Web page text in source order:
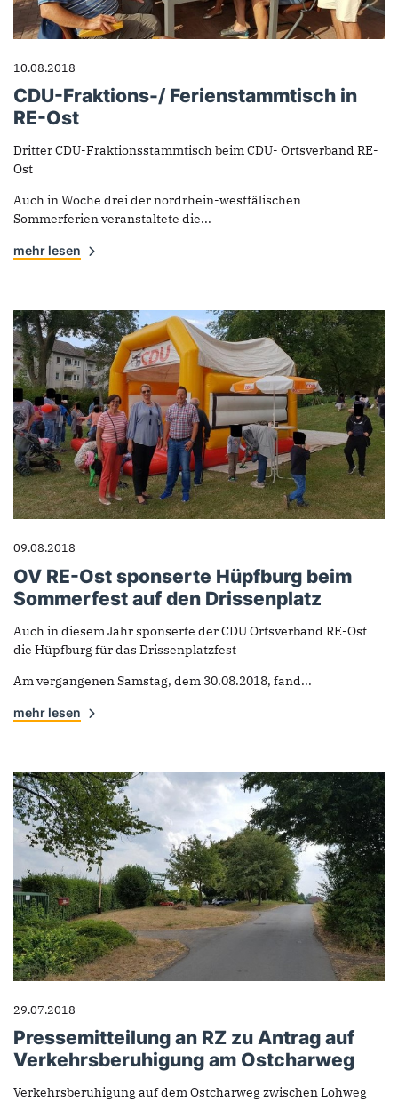
10.08.2018
CDU-Fraktions-/ Ferienstammtisch in
RE-Ost
Dritter CDU-Fraktionsstammtisch beim CDU- Ortsverband RE-
Ost
Auch in Woche drei der nordrhein-westfälischen
Sommerferien veranstaltete die...
mehr lesen
09.08.2018
OV RE-Ost sponserte Hüpfburg beim
Sommerfest auf den Drissenplatz
Auch in diesem Jahr sponserte der CDU Ortsverband RE-Ost
die Hüpfburg für das Drissenplatzfest
Am vergangenen Samstag, dem 30.08.2018, fand...
mehr lesen
29.07.2018
Pressemitteilung an RZ zu Antrag auf
Verkehrsberuhigung am Ostcharweg
Verkehrsberuhigung auf dem Ostcharweg zwischen Lohweg